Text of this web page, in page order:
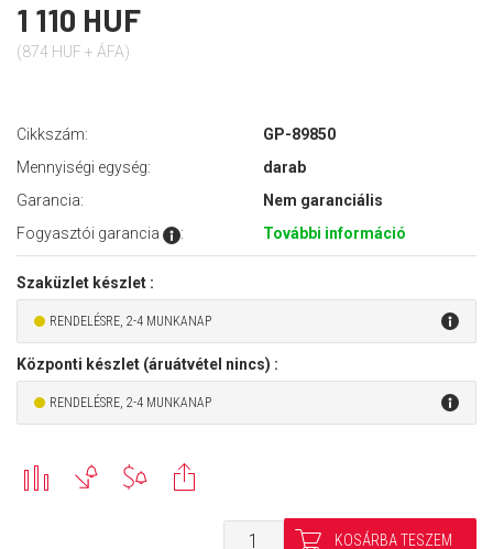
1 110 HUF
(874 HUF + ÁFA)
Cikkszám:
GP-89850
Mennyiségi egység:
darab
Garancia:
Nem garanciális
Fogyasztói garancia
: További információ
Szaküzlet készlet :
RENDELÉSRE, 2-4 MUNKANAP
Központi készlet (áruátvétel nincs) :
RENDELÉSRE, 2-4 MUNKANAP